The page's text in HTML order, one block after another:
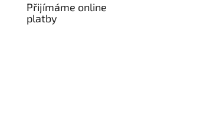
Přijímáme online
platby